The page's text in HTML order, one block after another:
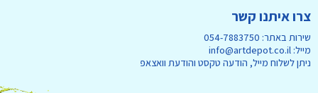
צרו איתנו קשר
שירות באתר: 054-7883750
מייל: info@artdepot.co.il
ניתן לשלוח מייל, הודעה טקסט והודעת וואצאפ